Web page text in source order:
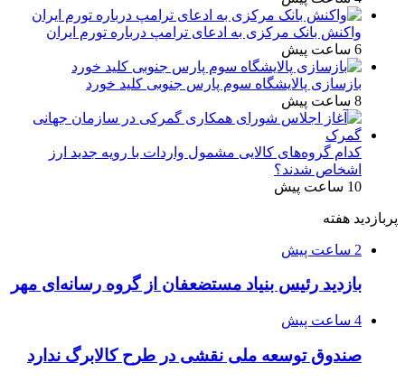
واکنش بانک مرکزی به ادعای ترامپ درباره تورم ایران
6 ساعت پیش
بازسازی پالایشگاه سوم پارس جنوبی کلید خورد
8 ساعت پیش
کدام گروه‌های کالایی مشمول واردات با رویه جدید ارز
اشخاص شدند؟
10 ساعت پیش
پربازدید هفته
2 ساعت پیش
بازدید رئیس بنیاد مستضعفان از گروه رسانه‌ای مهر
4 ساعت پیش
صندوق توسعه ملی نقشی در طرح کالابرگ ندارد